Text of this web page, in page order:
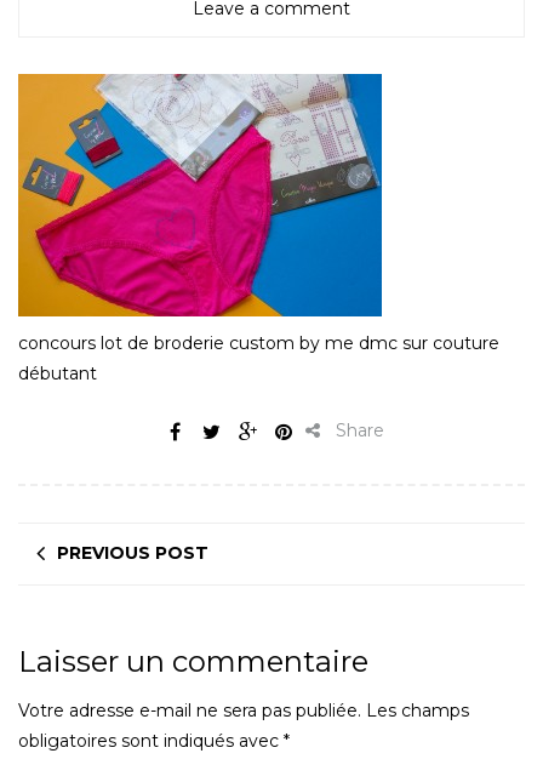
Leave a comment
concours lot de broderie custom by me dmc sur couture
débutant
Share
PREVIOUS POST
Laisser un commentaire
Votre adresse e-mail ne sera pas publiée. Les champs
obligatoires sont indiqués avec *